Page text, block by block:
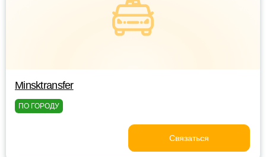
Minsktransfer
ПО ГОРОДУ
Связаться